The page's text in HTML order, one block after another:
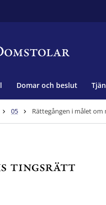
Domar och beslut
05 Rättegången i målet